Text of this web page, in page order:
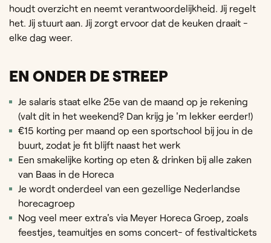
houdt overzicht en neemt verantwoordelijkheid. Jij regelt
het. Jij stuurt aan. Jij zorgt ervoor dat de keuken draait -
elke dag weer.
EN ONDER DE STREEP
Je salaris staat elke 25e van de maand op je rekening
(valt dit in het weekend? Dan krijg je 'm lekker eerder!)
€15 korting per maand op een sportschool bij jou in de
buurt, zodat je fit blijft naast het werk
Een smakelijke korting op eten & drinken bij alle zaken
van Baas in de Horeca
Je wordt onderdeel van een gezellige Nederlandse
horecagroep
Nog veel meer extra's via Meyer Horeca Groep, zoals
feestjes, teamuitjes en soms concert- of festivaltickets